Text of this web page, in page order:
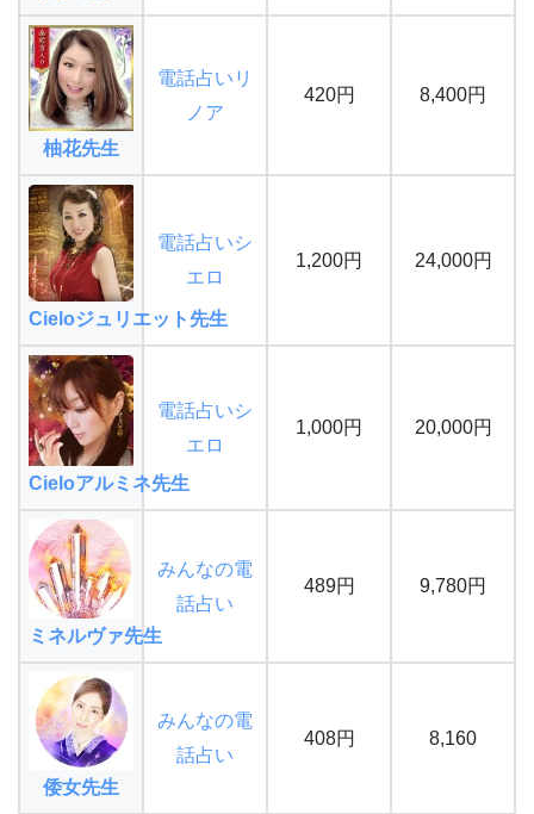
柚花先生
電話占いリ
ノア
420円 8,400円
Cieloジュリエット先生
電話占いシ
エロ
1,200円 24,000円
Cieloアルミネ先生
電話占いシ
エロ
1,000円 20,000円
ミネルヴァ先生
みんなの電
話占い
489円 9,780円
倭女先生
みんなの電
話占い
408円 8,160